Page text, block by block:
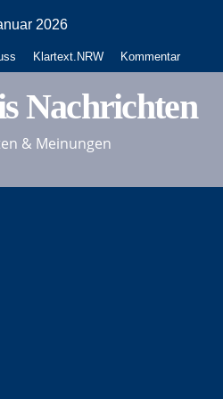
2026
Klartext.NRW Kommentar
Nachrichten
& Meinungen